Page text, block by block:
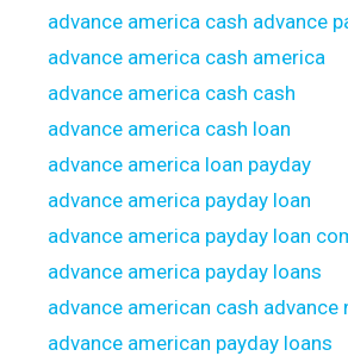
advance america cash advance
advance america cash america
advance america cash cash
advance america cash loan
advance america loan payday
advance america payday loan
advance america payday loan
advance america payday loans
advance american cash advance
advance american payday loans